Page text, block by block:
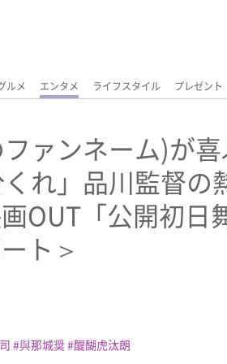
ルメ エンタメ ライフスタイル プレゼント
ファンネーム)が
れ」品川監督の
OUT「公開初日
ト＞
與那城奨 醍醐虎汰朗